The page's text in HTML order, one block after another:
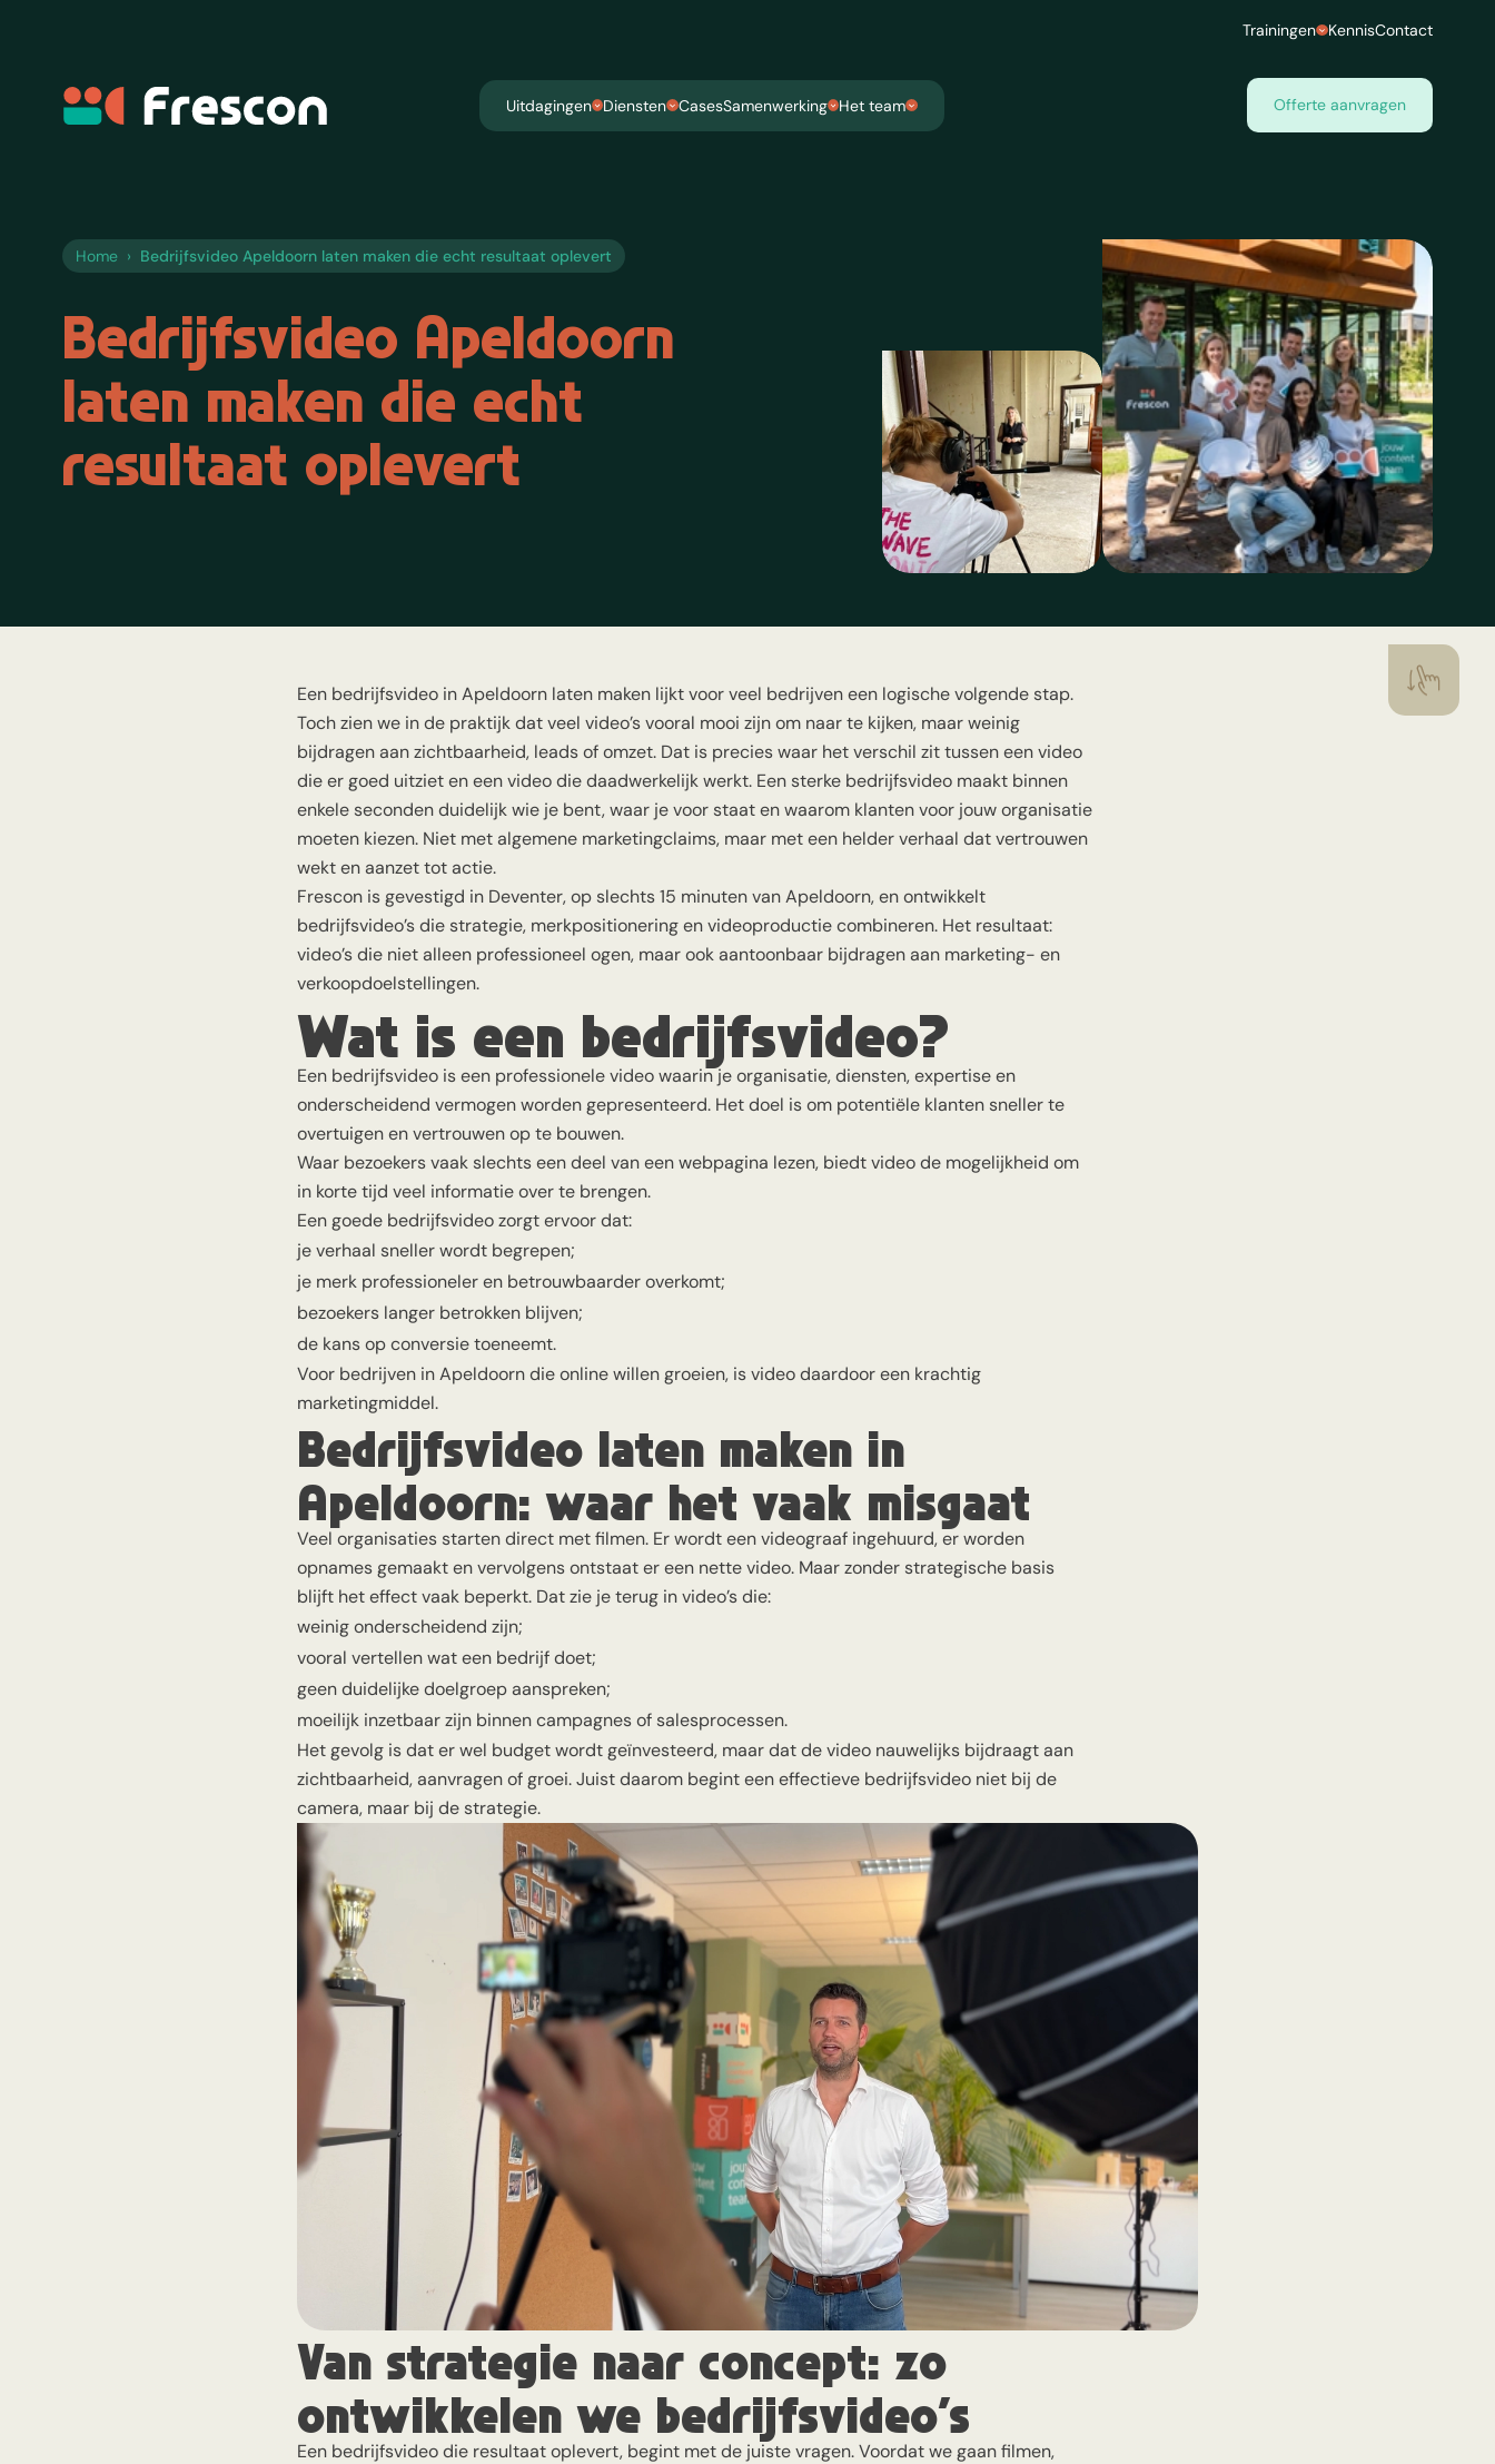
Trainingen KennisContact
Frescon Uitdagingen Diensten CasesSamenwerking Het team Offerte aanvragen
Home › Bedrijfsvideo Apeldoorn laten maken die echt resultaat oplevert
Bedrijfsvideo Apeldoorn
laten maken die echt
resultaat oplevert
Een bedrijfsvideo in Apeldoorn laten maken lijkt voor veel bedrijven een logische volgende stap.
Toch zien we in de praktijk dat veel video’s vooral mooi zijn om naar te kijken, maar weinig
bijdragen aan zichtbaarheid, leads of omzet. Dat is precies waar het verschil zit tussen een video
die er goed uitziet en een video die daadwerkelijk werkt. Een sterke bedrijfsvideo maakt binnen
enkele seconden duidelijk wie je bent, waar je voor staat en waarom klanten voor jouw organisatie
moeten kiezen. Niet met algemene marketingclaims, maar met een helder verhaal dat vertrouwen
wekt en aanzet tot actie.
Frescon is gevestigd in Deventer, op slechts 15 minuten van Apeldoorn, en ontwikkelt
bedrijfsvideo’s die strategie, merkpositionering en videoproductie combineren. Het resultaat:
video’s die niet alleen professioneel ogen, maar ook aantoonbaar bijdragen aan marketing- en
verkoopdoelstellingen.
Wat is een bedrijfsvideo?
Een bedrijfsvideo is een professionele video waarin je organisatie, diensten, expertise en
onderscheidend vermogen worden gepresenteerd. Het doel is om potentiële klanten sneller te
overtuigen en vertrouwen op te bouwen.
Waar bezoekers vaak slechts een deel van een webpagina lezen, biedt video de mogelijkheid om
in korte tijd veel informatie over te brengen.
Een goede bedrijfsvideo zorgt ervoor dat:
je verhaal sneller wordt begrepen;
je merk professioneler en betrouwbaarder overkomt;
bezoekers langer betrokken blijven;
de kans op conversie toeneemt.
Voor bedrijven in Apeldoorn die online willen groeien, is video daardoor een krachtig
marketingmiddel.
Bedrijfsvideo laten maken in
Apeldoorn: waar het vaak misgaat
Veel organisaties starten direct met filmen. Er wordt een videograaf ingehuurd, er worden
opnames gemaakt en vervolgens ontstaat er een nette video. Maar zonder strategische basis
blijft het effect vaak beperkt. Dat zie je terug in video’s die:
weinig onderscheidend zijn;
vooral vertellen wat een bedrijf doet;
geen duidelijke doelgroep aanspreken;
moeilijk inzetbaar zijn binnen campagnes of salesprocessen.
Het gevolg is dat er wel budget wordt geïnvesteerd, maar dat de video nauwelijks bijdraagt aan
zichtbaarheid, aanvragen of groei. Juist daarom begint een effectieve bedrijfsvideo niet bij de
camera, maar bij de strategie.
Van strategie naar concept: zo
ontwikkelen we bedrijfsvideo’s
Een bedrijfsvideo die resultaat oplevert, begint met de juiste vragen. Voordat we gaan filmen,